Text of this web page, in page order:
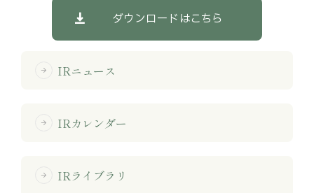
ダウンロードはこちら
arrow_forward IRニュース
arrow_forward IRカレンダー
arrow_forward IRライブラリ